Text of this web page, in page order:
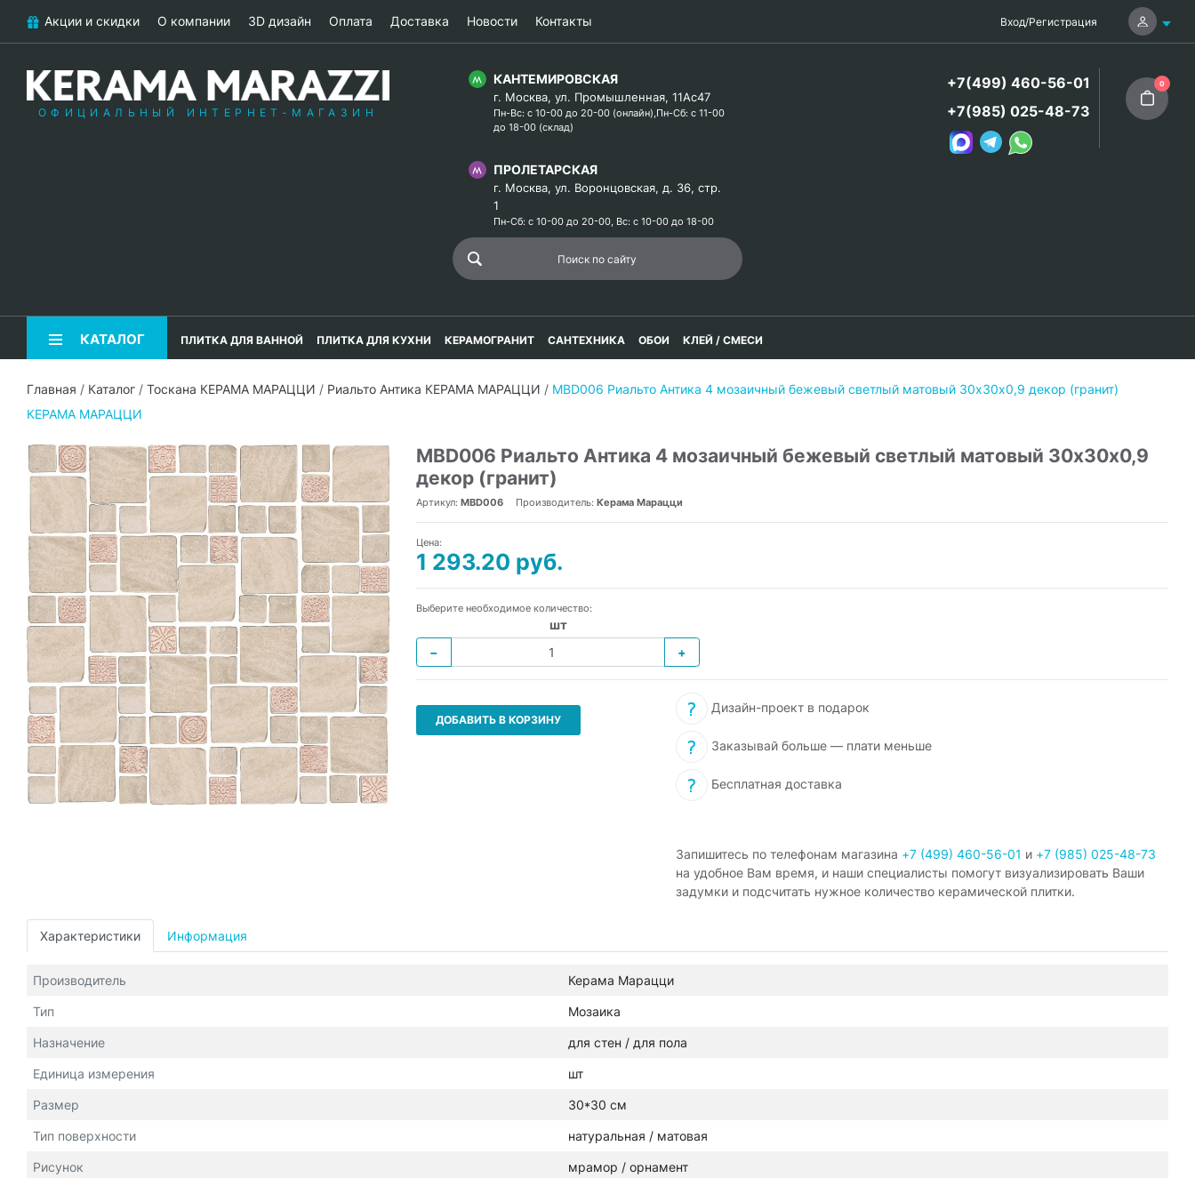
Акции и скидки О компании 3D дизайн Оплата Доставка Новости Контакты Вход/Регистрация
ОФИЦИАЛЬНЫЙ ИНТЕРНЕТ-МАГАЗИН
КАНТЕМИРОВСКАЯ
г. Москва, ул. Промышленная, 11Ас47
Пн-Вс: с 10-00 до 20-00 (онлайн),Пн-Сб: с 11-00
до 18-00 (склад)
ПРОЛЕТАРСКАЯ
г. Москва, ул. Воронцовская, д. 36, стр.
1
Пн-Сб: с 10-00 до 20-00, Вс: с 10-00 до 18-00
+7(499) 460-56-01
+7(985) 025-48-73
0
КАТАЛОГ ПЛИТКА ДЛЯ ВАННОЙ ПЛИТКА ДЛЯ КУХНИ КЕРАМОГРАНИТ САНТЕХНИКА ОБОИ КЛЕЙ / СМЕСИ
Главная / Каталог / Тоскана КЕРАМА МАРАЦЦИ / Риальто Антика КЕРАМА МАРАЦЦИ / MBD006 Риальто Антика 4 мозаичный бежевый светлый матовый 30х30х0,9 декор (гранит)
КЕРАМА МАРАЦЦИ
MBD006 Риальто Антика 4 мозаичный бежевый светлый матовый 30х30х0,9
декор (гранит)
Артикул: MBD006 Производитель: Керама Марацци
Цена:
1 293.20 руб.
Выберите необходимое количество:
шт
−
+
ДОБАВИТЬ В КОРЗИНУ
Дизайн-проект в подарок
Заказывай больше — плати меньше
Бесплатная доставка
Запишитесь по телефонам магазина +7 (499) 460-56-01 и +7 (985) 025-48-73
на удобное Вам время, и наши специалисты помогут визуализировать Ваши
задумки и подсчитать нужное количество керамической плитки.
Характеристики Информация
Производитель Керама Марацци
Тип Мозаика
Назначение для стен / для пола
Единица измерения шт
Размер 30*30 см
Тип поверхности натуральная / матовая
Рисунок мрамор / орнамент